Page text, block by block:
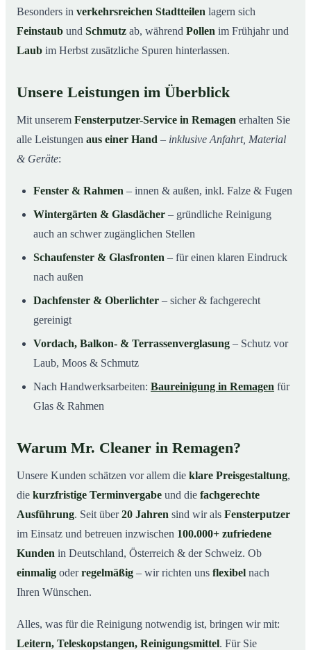
Besonders in verkehrsreichen Stadtteilen lagern sich
Feinstaub und Schmutz ab, während Pollen im Frühjahr und
Laub im Herbst zusätzliche Spuren hinterlassen.
Unsere Leistungen im Überblick
Mit unserem Fensterputzer-Service in Remagen erhalten Sie
alle Leistungen aus einer Hand – inklusive Anfahrt, Material
& Geräte:
Fenster & Rahmen – innen & außen, inkl. Falze & Fugen
Wintergärten & Glasdächer – gründliche Reinigung
auch an schwer zugänglichen Stellen
Schaufenster & Glasfronten – für einen klaren Eindruck
nach außen
Dachfenster & Oberlichter – sicher & fachgerecht
gereinigt
Vordach, Balkon- & Terrassenverglasung – Schutz vor
Laub, Moos & Schmutz
Nach Handwerksarbeiten: Baureinigung in Remagen für
Glas & Rahmen
Warum Mr. Cleaner in Remagen?
Unsere Kunden schätzen vor allem die klare Preisgestaltung,
die kurzfristige Terminvergabe und die fachgerechte
Ausführung. Seit über20 Jahren sind wir als Fensterputzer
im Einsatz und betreuen inzwischen 100.000+ zufriedene
Kunden in Deutschland, Österreich & der Schweiz. Ob
einmalig oderregelmäßig – wir richten uns flexibel nach
Ihren Wünschen.
Alles, was für die Reinigung notwendig ist, bringen wir mit:
Leitern, Teleskopstangen, Reinigungsmittel. Für Sie